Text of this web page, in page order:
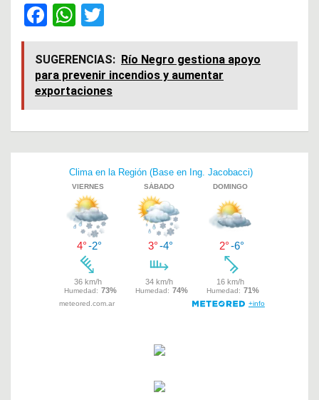
F
a
ce
b
o
o
k
W
h
at
s
A
p
p
wi
tt
er
SUGERENCIAS: Río Negro gestiona apoyo
para prevenir incendios y aumentar
exportaciones
entradas